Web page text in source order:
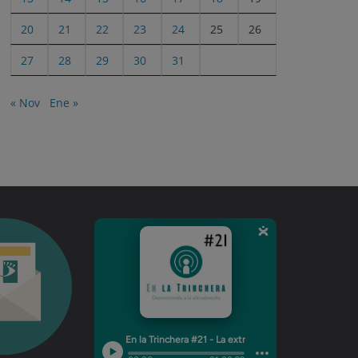
20 21 22 23 24 25 26
27 28 29 30 31
« Nov Ene »